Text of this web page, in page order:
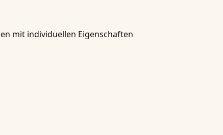
mit individuellen Eigenschaften